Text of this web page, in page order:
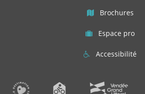
Brochures
Espace pro
Accessibilité